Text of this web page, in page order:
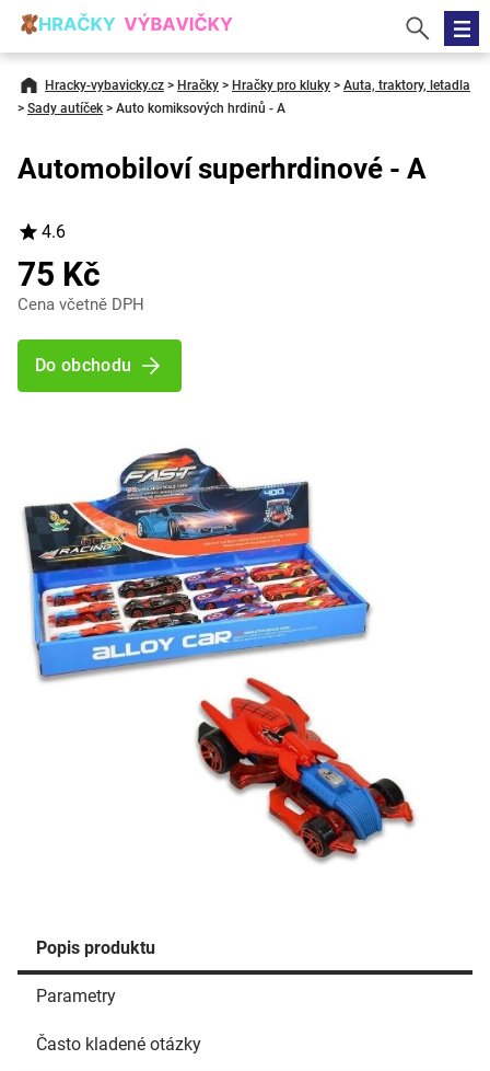
Hracky-vybavicky.cz > Hračky > Hračky pro kluky > Auta, traktory, letadla
> Sady autíček > Auto komiksových hrdinů - A
Popis produktu
Parametry
Často kladené otázky
Automobiloví superhrdinové - A
4.6
75 Kč
Cena včetně DPH
Do obchodu